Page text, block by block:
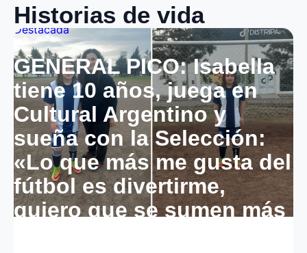
Historias de vida
Destacada
GENERAL PICO: Isabella
tiene 10 años, juega en
Cultural Argentino y
sueña con la Selección:
«Lo que más me gusta del
fútbol es divertirme,
quiero que se sumen más